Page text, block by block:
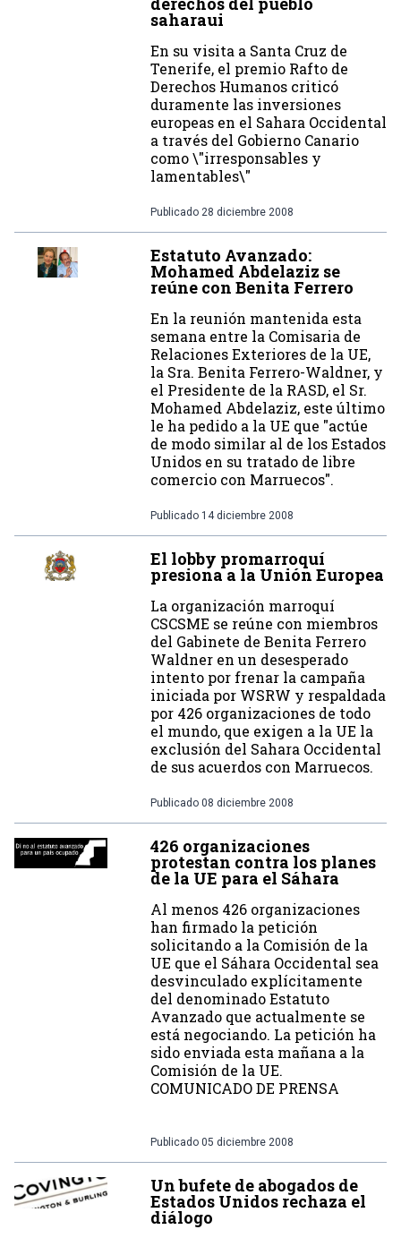
saharaui
En su visita a Santa Cruz de
Tenerife, el premio Rafto de
Derechos Humanos criticó
duramente las inversiones
europeas en el Sahara Occidental
a través del Gobierno Canario
como \"irresponsables y
lamentables\"
Publicado 28 diciembre 2008
Estatuto Avanzado:
Mohamed Abdelaziz se
reúne con Benita Ferrero
En la reunión mantenida esta
semana entre la Comisaria de
Relaciones Exteriores de la UE,
la Sra. Benita Ferrero-Waldner, y
el Presidente de la RASD, el Sr.
Mohamed Abdelaziz, este último
le ha pedido a la UE que "actúe
de modo similar al de los Estados
Unidos en su tratado de libre
comercio con Marruecos".
Publicado 14 diciembre 2008
El lobby promarroquí
presiona a la Unión Europea
La organización marroquí
CSCSME se reúne con miembros
del Gabinete de Benita Ferrero
Waldner en un desesperado
intento por frenar la campaña
iniciada por WSRW y respaldada
por 426 organizaciones de todo
el mundo, que exigen a la UE la
exclusión del Sahara Occidental
de sus acuerdos con Marruecos.
Publicado 08 diciembre 2008
426 organizaciones
protestan contra los planes
de la UE para el Sáhara
Al menos 426 organizaciones
han firmado la petición
solicitando a la Comisión de la
UE que el Sáhara Occidental sea
desvinculado explícitamente
del denominado Estatuto
Avanzado que actualmente se
está negociando. La petición ha
sido enviada esta mañana a la
Comisión de la UE.
COMUNICADO DE PRENSA
Publicado 05 diciembre 2008
Un bufete de abogados de
Estados Unidos rechaza el
diálogo